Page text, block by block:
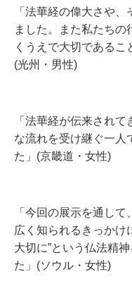
「法華経の偉大さや
ました。また私たちの
くうえで大切であるこ
(光州・男性)
「法華経が伝来され
な流れを受け継ぐ一人
た」(京畿道・女性)
「今回の展示を通し
広く知られるきっかけ
大切に”という仏法精
た」(ソウル・女性)